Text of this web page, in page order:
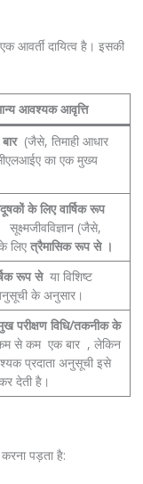
आवर्ती दायित्व है। इसकी
आवश्यक आवृत्ति
(जैसे, तिमाही आधार
का एक मुख्य
के लिए वार्षिक रूप
(जैसे,
लिए त्रैमासिक रूप से ।
रूप सेया विशिष्ट
के अनुसार।
परीक्षण विधि/तकनीक के
से कम एक बार , लेकिन
प्रदाता अनुसूची इसे
देती है।
पड़ता है: